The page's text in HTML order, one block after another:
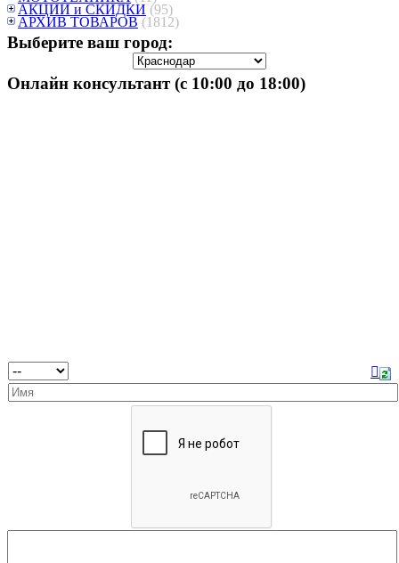
АКЦИИ и СКИДКИ (95)
АРХИВ ТОВАРОВ (1812)
Выберите ваш город:
Онлайн консультант (с 10:00 до 18:00)